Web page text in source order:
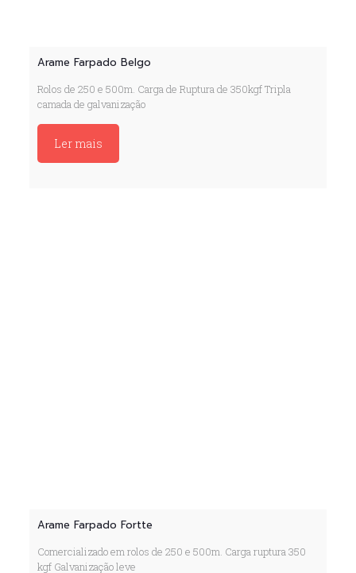
Arame Farpado Belgo
Rolos de 250 e 500m. Carga de Ruptura de 350kgf Tripla
camada de galvanização
Ler mais
Arame Farpado Fortte
Comercializado em rolos de 250 e 500m. Carga ruptura 350
kgf Galvanização leve